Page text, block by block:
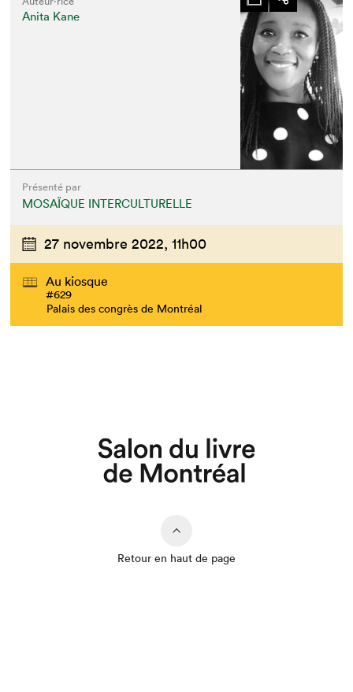
Anita Kane
Présenté par
MOSAÏQUE INTERCULTURELLE
27 novembre 2022, 11h00
Au kiosque
#629
Palais des congrès de Montréal
Retour en haut de page